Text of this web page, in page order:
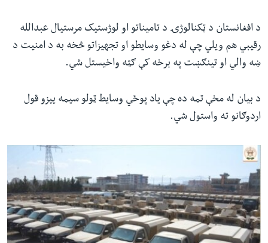
د افغانستان د ټکنالوژۍ د تامیناتو او لوژستیک مرستیال عبدالله
رقیبي هم ویلي چې له دغو وسایطو او تجهیزاتو څخه به د امنیت د
ښه والي او تينګښت په برخه کې ګټه واخیستل شي.
د بیان له مخې تمه ده چې یاد پوځي وسایط ټولو سیمه ییزو قول
اردوګانو ته واستول شي.